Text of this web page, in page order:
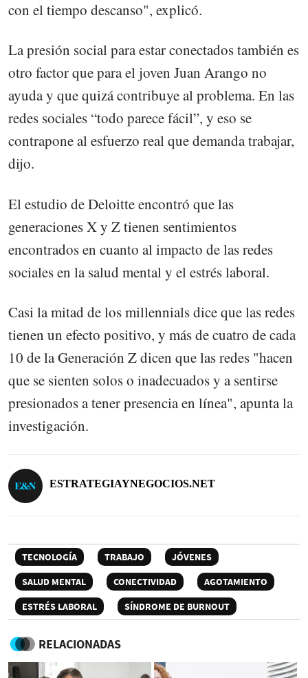
con el tiempo descanso", explicó.
La presión social para estar conectados también es
otro factor que para el joven Juan Arango no
ayuda y que quizá contribuye al problema. En las
redes sociales “todo parece fácil”, y eso se
contrapone al esfuerzo real que demanda trabajar,
dijo.
El estudio de Deloitte encontró que las
generaciones X y Z tienen sentimientos
encontrados en cuanto al impacto de las redes
sociales en la salud mental y el estrés laboral.
Casi la mitad de los millennials dice que las redes
tienen un efecto positivo, y más de cuatro de cada
10 de la Generación Z dicen que las redes "hacen
que se sienten solos o inadecuados y a sentirse
presionados a tener presencia en línea", apunta la
investigación.
ESTRATEGIAYNEGOCIOS.NET
TECNOLOGÍA TRABAJO
JÓVENES
SALUD MENTAL
CONECTIVIDAD
AGOTAMIENTO
ESTRÉS LABORAL
SÍNDROME DE BURNOUT
RELACIONADAS